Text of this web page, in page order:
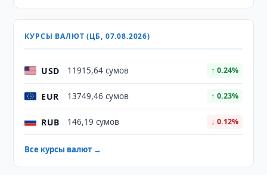
КУРСЫ ВАЛЮТ (ЦБ, 07.08.2026)
USD 11915,64 сумов ↑ 0.24%
EUR 13749,46 сумов ↑ 0.23%
RUB 146,19 сумов ↓ 0.12%
Все курсы валют →